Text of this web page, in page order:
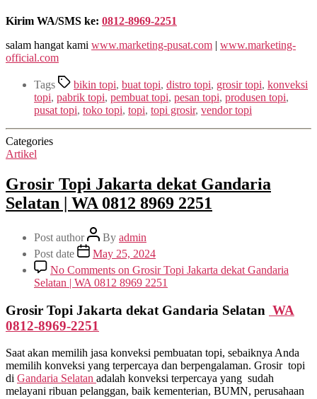
Kirim WA/SMS ke: 0812-8969-2251
salam hangat kami www.marketing-pusat.com | www.marketing-
official.com
Tags bikin topi, buat topi, distro topi, grosir topi, konveksi
topi, pabrik topi, pembuat topi, pesan topi, produsen topi,
pusat topi, toko topi, topi, topi grosir, vendor topi
Categories
Artikel
Grosir Topi Jakarta dekat Gandaria
Selatan | WA 0812 8969 2251
Post author By admin
Post date
May 25, 2024
No Comments on Grosir Topi Jakarta dekat Gandaria
Selatan | WA 0812 8969 2251
Grosir Topi Jakarta dekat Gandaria Selatan WA
0812-8969-2251
Saat akan memilih jasa konveksi pembuatan topi, sebaiknya Anda
memilih konveksi yang terpercaya dan berpengalaman. Grosir topi
di Gandaria Selatan adalah konveksi terpercaya yang sudah
melayani ribuan pelanggan, baik kementerian, BUMN, perusahaan